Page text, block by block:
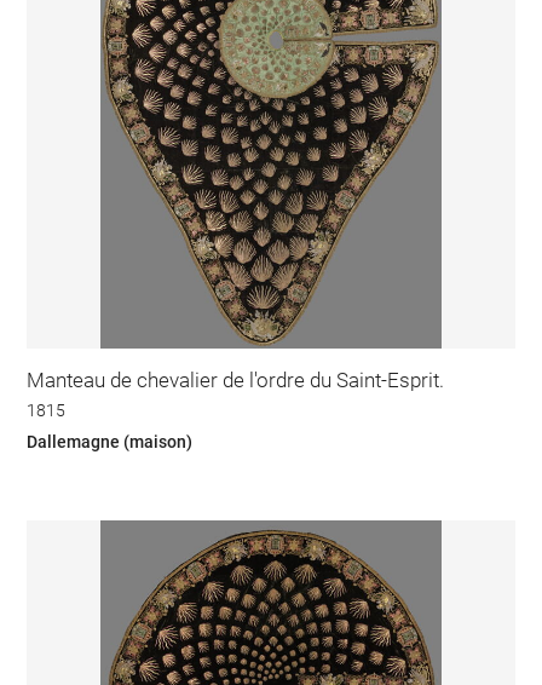
Manteau de chevalier de l'ordre du Saint-Esprit.
1815
Dallemagne (maison)